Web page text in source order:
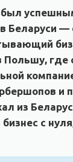
был
Беларуси —
Польшу, где
и
из
с